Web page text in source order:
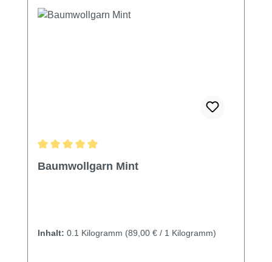
Baumwollgarn Mint
Inhalt: 0.1 Kilogramm (89,00 € / 1 Kilogramm)